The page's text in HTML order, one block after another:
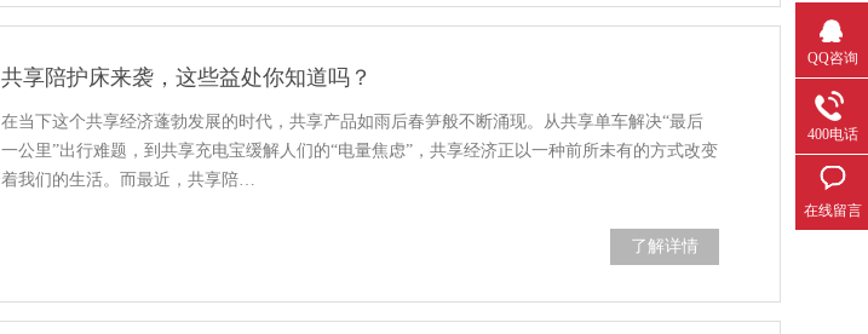
共享陪护床来袭，这些益处你知道吗？
在当下这个共享经济蓬勃发展的时代，共享产品如雨后春笋般不断涌现。从共享单车解决“最后
一公里”出行难题，到共享充电宝缓解人们的“电量焦虑”，共享经济正以一种前所未有的方式改变
着我们的生活。而最近，共享陪…
了解详情
QQ咨询
400电话
在线留言